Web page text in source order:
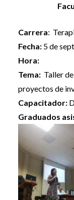
Carrera:
Fecha:5 de
Hora:
Tema: Taller
proyectos de
Capacitador:
Graduados